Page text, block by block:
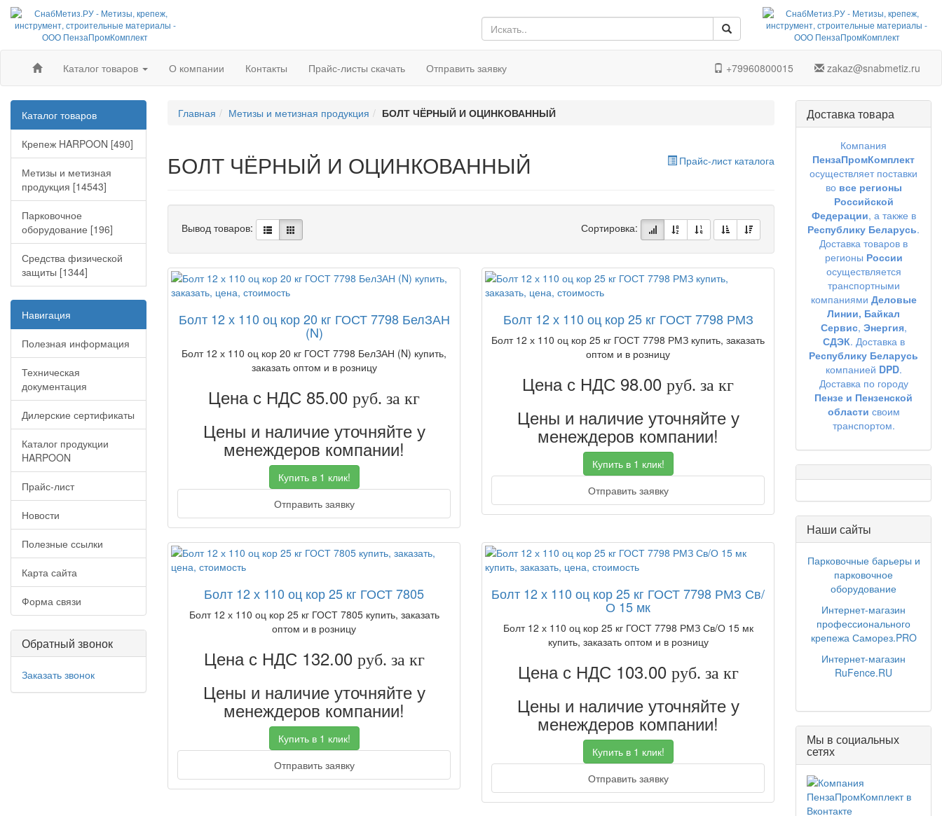
Каталог товаров О компании Контакты Прайс-листы скачать Отправить заявку +79960800015 zakaz@snabmetiz.ru
Каталог товаров
Крепеж HARPOON [490]
Метизы и метизная
продукция [14543]
Парковочное
оборудование [196]
Средства физической
защиты [1344]
Навигация
Полезная информация
Техническая
документация
Дилерские сертификаты
Каталог продукции
HARPOON
Прайс-лист
Новости
Полезные ссылки
Карта сайта
Форма связи
Обратный звонок
Заказать звонок
Главная Метизы и метизная продукция БОЛТ ЧЁРНЫЙ И ОЦИНКОВАННЫЙ
Прайс-лист каталога
БОЛТ ЧЁРНЫЙ И ОЦИНКОВАННЫЙ
Вывод товаров: Сортировка:
Болт 12 х 110 оц кор 20 кг ГОСТ 7798 БелЗАН
(N)
Болт 12 х 110 оц кор 20 кг ГОСТ 7798 БелЗАН (N) купить,
заказать оптом и в розницу
Цена с НДС 85.00 руб. за кг
Цены и наличие уточняйте у
менеждеров компании!
Купить в 1 клик!
Отправить заявку
Болт 12 х 110 оц кор 25 кг ГОСТ 7798 РМЗ
Болт 12 х 110 оц кор 25 кг ГОСТ 7798 РМЗ купить, заказать
оптом и в розницу
Цена с НДС 98.00 руб. за кг
Цены и наличие уточняйте у
менеждеров компании!
Купить в 1 клик!
Отправить заявку
Болт 12 х 110 оц кор 25 кг ГОСТ 7805
Болт 12 х 110 оц кор 25 кг ГОСТ 7805 купить, заказать
оптом и в розницу
Цена с НДС 132.00 руб. за кг
Цены и наличие уточняйте у
менеждеров компании!
Купить в 1 клик!
Отправить заявку
Болт 12 х 110 оц кор 25 кг ГОСТ 7798 РМЗ Св/
О 15 мк
Болт 12 х 110 оц кор 25 кг ГОСТ 7798 РМЗ Св/О 15 мк
купить, заказать оптом и в розницу
Цена с НДС 103.00 руб. за кг
Цены и наличие уточняйте у
менеждеров компании!
Купить в 1 клик!
Отправить заявку
Доставка товара
Компания
ПензаПромКомплект
осуществляет поставки
во все регионы
Российской
Федерации, а также в
Республику Беларусь.
Доставка товаров в
регионы России
осуществляется
транспортными
компаниями Деловые
Линии, Байкал
Сервис, Энергия,
СДЭК. Доставка в
Республику Беларусь
компанией DPD.
Доставка по городу
Пензе и Пензенской
области своим
транспортом.
Наши сайты
Парковочные барьеры и
парковочное
оборудование
Интернет-магазин
профессионального
крепежа Саморез.PRO
Интернет-магазин
RuFence.RU
Мы в социальных
сетях